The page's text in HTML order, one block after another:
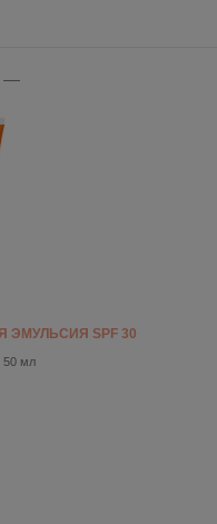
SPF 30
50 мл